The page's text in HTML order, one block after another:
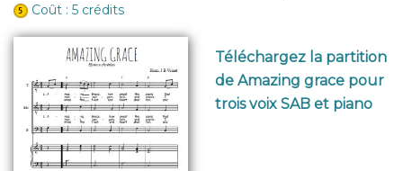
Coût : 5 crédits
Téléchargez la partition
de Amazing grace pour
trois voix SAB et piano